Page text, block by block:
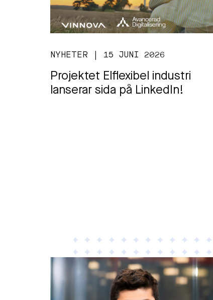
NYHETER | 15 JUNI 2026
Projektet Elflexibel industri
lanserar sida på LinkedIn!